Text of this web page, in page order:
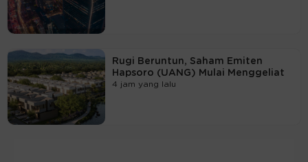
Rugi Beruntun, Saham Emiten
Hapsoro (UANG) Mulai Menggeliat
4 jam yang lalu